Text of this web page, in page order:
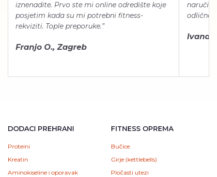
iznenadite. Prvo ste mi online odredište koje
posjetim kada su mi potrebni fitness-
rekviziti. Tople preporuke.”
Franjo O., Zagreb
naručiti,
odlično
Ivana
DODACI PREHRANI
Proteini
Kreatin
Aminokiseline i oporavak
FITNESS OPREMA
Bučice
Girje (kettlebells)
Pločasti utezi